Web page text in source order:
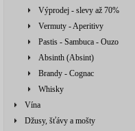
Výprodej - slevy až 70%
Vermuty - Aperitivy
Pastis - Sambuca - Ouzo
Absinth (Absint)
Brandy - Cognac
Whisky
Vína
Džusy, šťávy a mošty